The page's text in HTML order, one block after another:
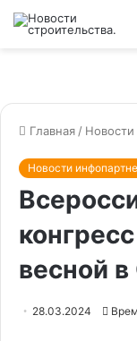
Главная /
Новости
весной
28.03.2024